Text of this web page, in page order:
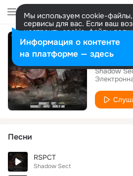
Мы используем cookie-файлы,
сервисы для вас. Если ваш
настроить cookie-файлы
представитель. Больше
Разрешить все Настроить
Альбом
Drums
Shadow
Песни
RSPCT
Shadow Sect
Информация о контенте
на платформе — здесь